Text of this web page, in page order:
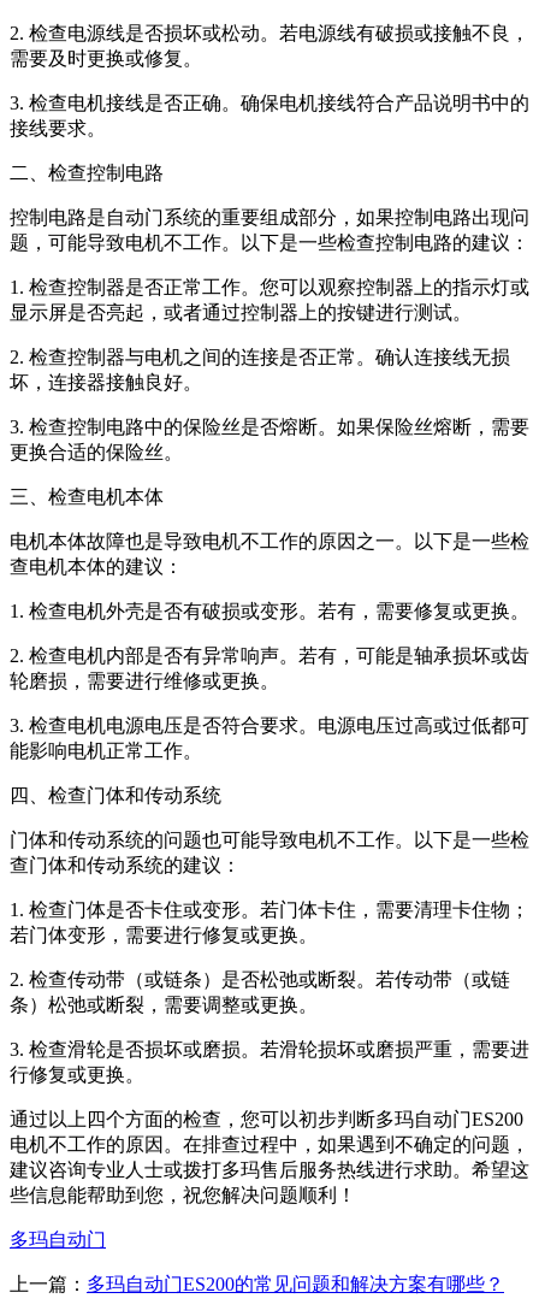
2. 检查电源线是否损坏或松动。若电源线有破损或接触不良，
需要及时更换或修复。
3. 检查电机接线是否正确。确保电机接线符合产品说明书中的
接线要求。
二、检查控制电路
控制电路是自动门系统的重要组成部分，如果控制电路出现问
题，可能导致电机不工作。以下是一些检查控制电路的建议：
1. 检查控制器是否正常工作。您可以观察控制器上的指示灯或
显示屏是否亮起，或者通过控制器上的按键进行测试。
2. 检查控制器与电机之间的连接是否正常。确认连接线无损
坏，连接器接触良好。
3. 检查控制电路中的保险丝是否熔断。如果保险丝熔断，需要
更换合适的保险丝。
三、检查电机本体
电机本体故障也是导致电机不工作的原因之一。以下是一些检
查电机本体的建议：
1. 检查电机外壳是否有破损或变形。若有，需要修复或更换。
2. 检查电机内部是否有异常响声。若有，可能是轴承损坏或齿
轮磨损，需要进行维修或更换。
3. 检查电机电源电压是否符合要求。电源电压过高或过低都可
能影响电机正常工作。
四、检查门体和传动系统
门体和传动系统的问题也可能导致电机不工作。以下是一些检
查门体和传动系统的建议：
1. 检查门体是否卡住或变形。若门体卡住，需要清理卡住物；
若门体变形，需要进行修复或更换。
2. 检查传动带（或链条）是否松弛或断裂。若传动带（或链
条）松弛或断裂，需要调整或更换。
3. 检查滑轮是否损坏或磨损。若滑轮损坏或磨损严重，需要进
行修复或更换。
通过以上四个方面的检查，您可以初步判断多玛自动门ES200
电机不工作的原因。在排查过程中，如果遇到不确定的问题，
建议咨询专业人士或拨打多玛售后服务热线进行求助。希望这
些信息能帮助到您，祝您解决问题顺利！
多玛自动门
上一篇： 多玛自动门ES200的常见问题和解决方案有哪些？